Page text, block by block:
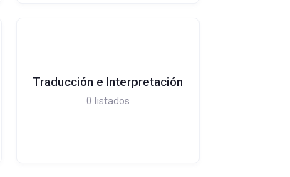
Traducción e Interpretación
0 listados